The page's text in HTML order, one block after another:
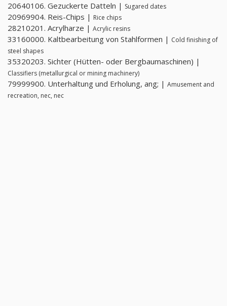
20640106. Gezuckerte Datteln | Sugared dates
20969904. Reis-Chips | Rice chips
28210201. Acrylharze | Acrylic resins
33160000. Kaltbearbeitung von Stahlformen | Cold finishing of
steel shapes
35320203. Sichter (Hütten- oder Bergbaumaschinen) |
Classifiers (metallurgical or mining machinery)
79999900. Unterhaltung und Erholung, ang; | Amusement and
recreation, nec, nec